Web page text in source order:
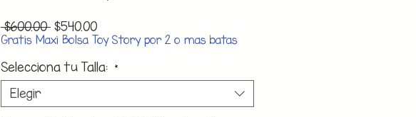
$600.00 Precio
$540.00Precio
de
Gratis Maxi Bolsa Toy Story por 2 o mas batas
Selecciona tu Talla: *
Elegir